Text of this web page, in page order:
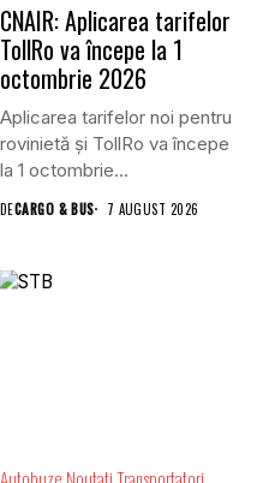
CNAIR: Aplicarea tarifelor
TollRo va începe la 1
octombrie 2026
Aplicarea tarifelor noi pentru
rovinietă și TollRo va începe
la 1 octombrie...
DECARGO & BUS 7 AUGUST 2026